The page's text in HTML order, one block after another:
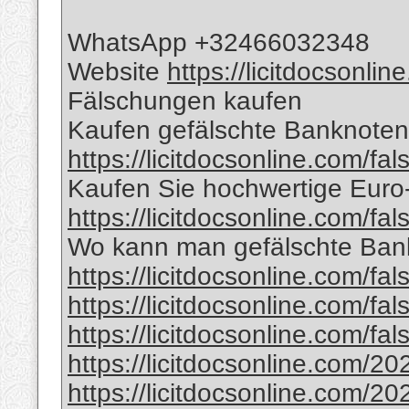
WhatsApp +32466032348
Website https://
Fälschungen kaufen
Kaufen gefälschte
https://licitdocsonline.com/
Kaufen Sie hochwertige
https://licitdocsonline.com/
Wo kann man gefälschte
https://licitdocsonline.com/
https://licitdocsonline.com/
https://licitdocsonline.com/
https://licitdocsonline.com/
https://licitdocsonline.com/